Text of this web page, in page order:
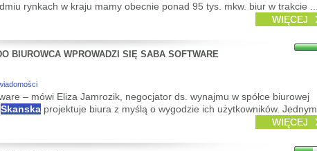
rynkach w kraju mamy obecnie ponad 95 tys. mkw. biur w trakcie ...
WIĘCEJ
BIUROWCA WPROWADZI SIĘ SABA SOFTWARE
– mówi Eliza Jamrozik, negocjator ds. wynajmu w spółce biurowej
Skanska projektuje biura z myślą o wygodzie ich użytkowników. Jednym
WIĘCEJ